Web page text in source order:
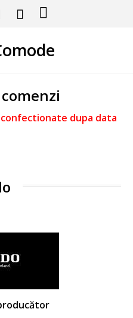
dupa data